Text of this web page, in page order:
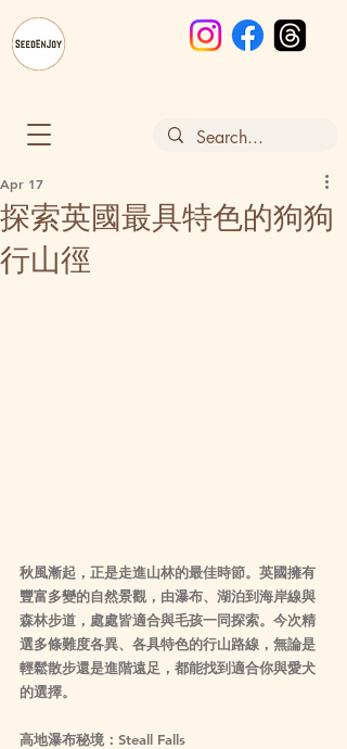
探索英國最具特色的狗狗
行山徑
Apr 17
秋風漸起，正是走進山林的最佳時節。英國擁有
豐富多變的自然景觀，由瀑布、湖泊到海岸線與
森林步道，處處皆適合與毛孩一同探索。今次精
選多條難度各異、各具特色的行山路線，無論是
輕鬆散步還是進階遠足，都能找到適合你與愛犬
的選擇。
高地瀑布秘境：Steall Falls